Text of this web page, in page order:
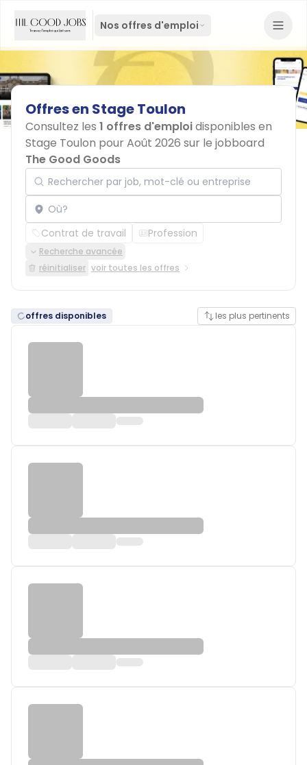
Nos offres d'emploi
Offresen StageToulon
Consultez les 1 offres d'emploidisponibles en
Stage Toulon pour Août 2026 sur le jobboard
The Good Goods
Rechercher par job, mot-clé ou entreprise
Localisation
Contrat de travail Profession
Recherche avancée
réinitialiser voir toutes les offres
offres disponibles les plus pertinents